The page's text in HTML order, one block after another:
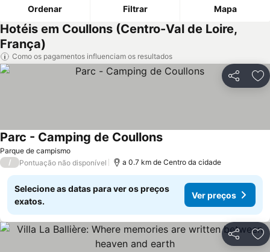
Ordenar Filtrar Mapa
Hotéis em Coullons (Centro-Val de Loire,
França)
Como os pagamentos influenciam os resultados
Partilhar
Parque de campismo
Parc - Camping de Coullons
/ Pontuação não disponível a 0.7 km de Centro da cidade
Selecione as datas para ver os preços
exatos.
Ver preços
Partilhar